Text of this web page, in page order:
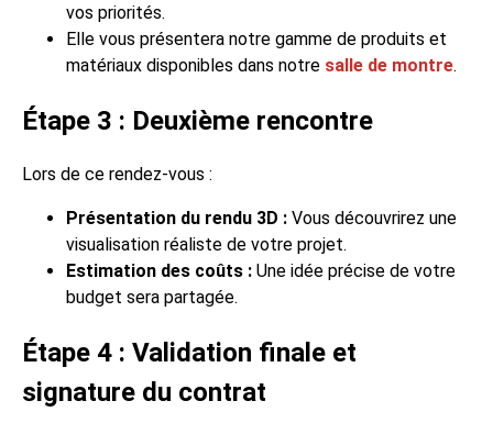
vos priorités.
Elle vous présentera notre gamme de produits et
matériaux disponibles dans notre salle de montre.
Étape 3 : Deuxième rencontre
Lors de ce rendez-vous :
Présentation du rendu 3D : Vous découvrirez une
visualisation réaliste de votre projet.
Estimation des coûts : Une idée précise de votre
budget sera partagée.
Étape 4 : Validation finale et
signature du contrat